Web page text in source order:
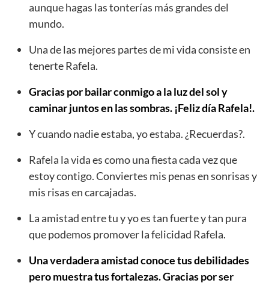
aunque hagas las tonterías más grandes del
mundo.
Una de las mejores partes de mi vida consiste en
tenerte Rafela.
Gracias por bailar conmigo a la luz del sol y
caminar juntos en las sombras. ¡Feliz día Rafela!.
Y cuando nadie estaba, yo estaba. ¿Recuerdas?.
Rafela la vida es como una fiesta cada vez que
estoy contigo. Conviertes mis penas en sonrisas y
mis risas en carcajadas.
La amistad entre tu y yo es tan fuerte y tan pura
que podemos promover la felicidad Rafela.
Una verdadera amistad conoce tus debilidades
pero muestra tus fortalezas. Gracias por ser